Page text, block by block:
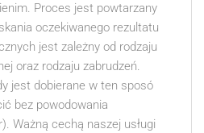
Proces jest powtarzany
oczekiwanego rezultatu
jest zależny od rodzaju
oraz rodzaju zabrudzeń.
jest dobierane w ten sposó
bez powodowania
Ważną cechą naszej usługi